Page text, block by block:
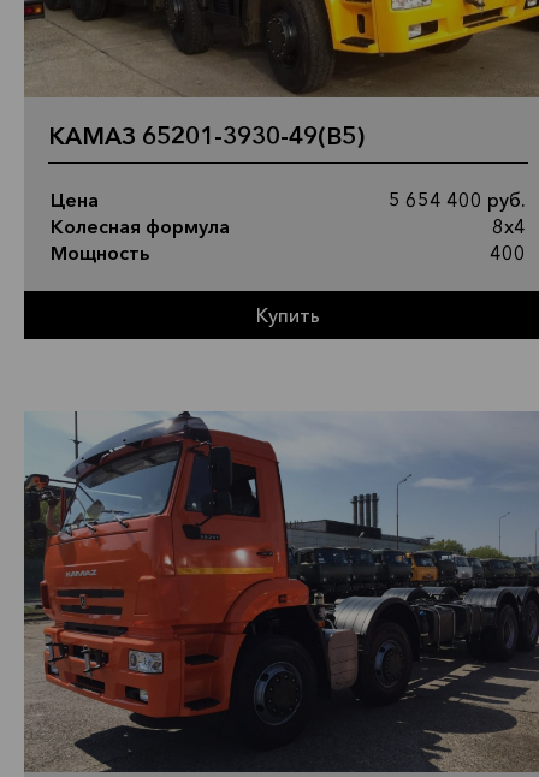
КАМАЗ 65201-3930-49(B5)
Цена
5 654 400 руб.
Колесная формула
8х4
Мощность
400
Купить